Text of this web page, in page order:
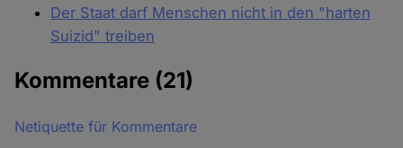
Der Staat darf Menschen nicht in den "harten
Suizid" treiben
Kommentare (21)
Netiquette für Kommentare